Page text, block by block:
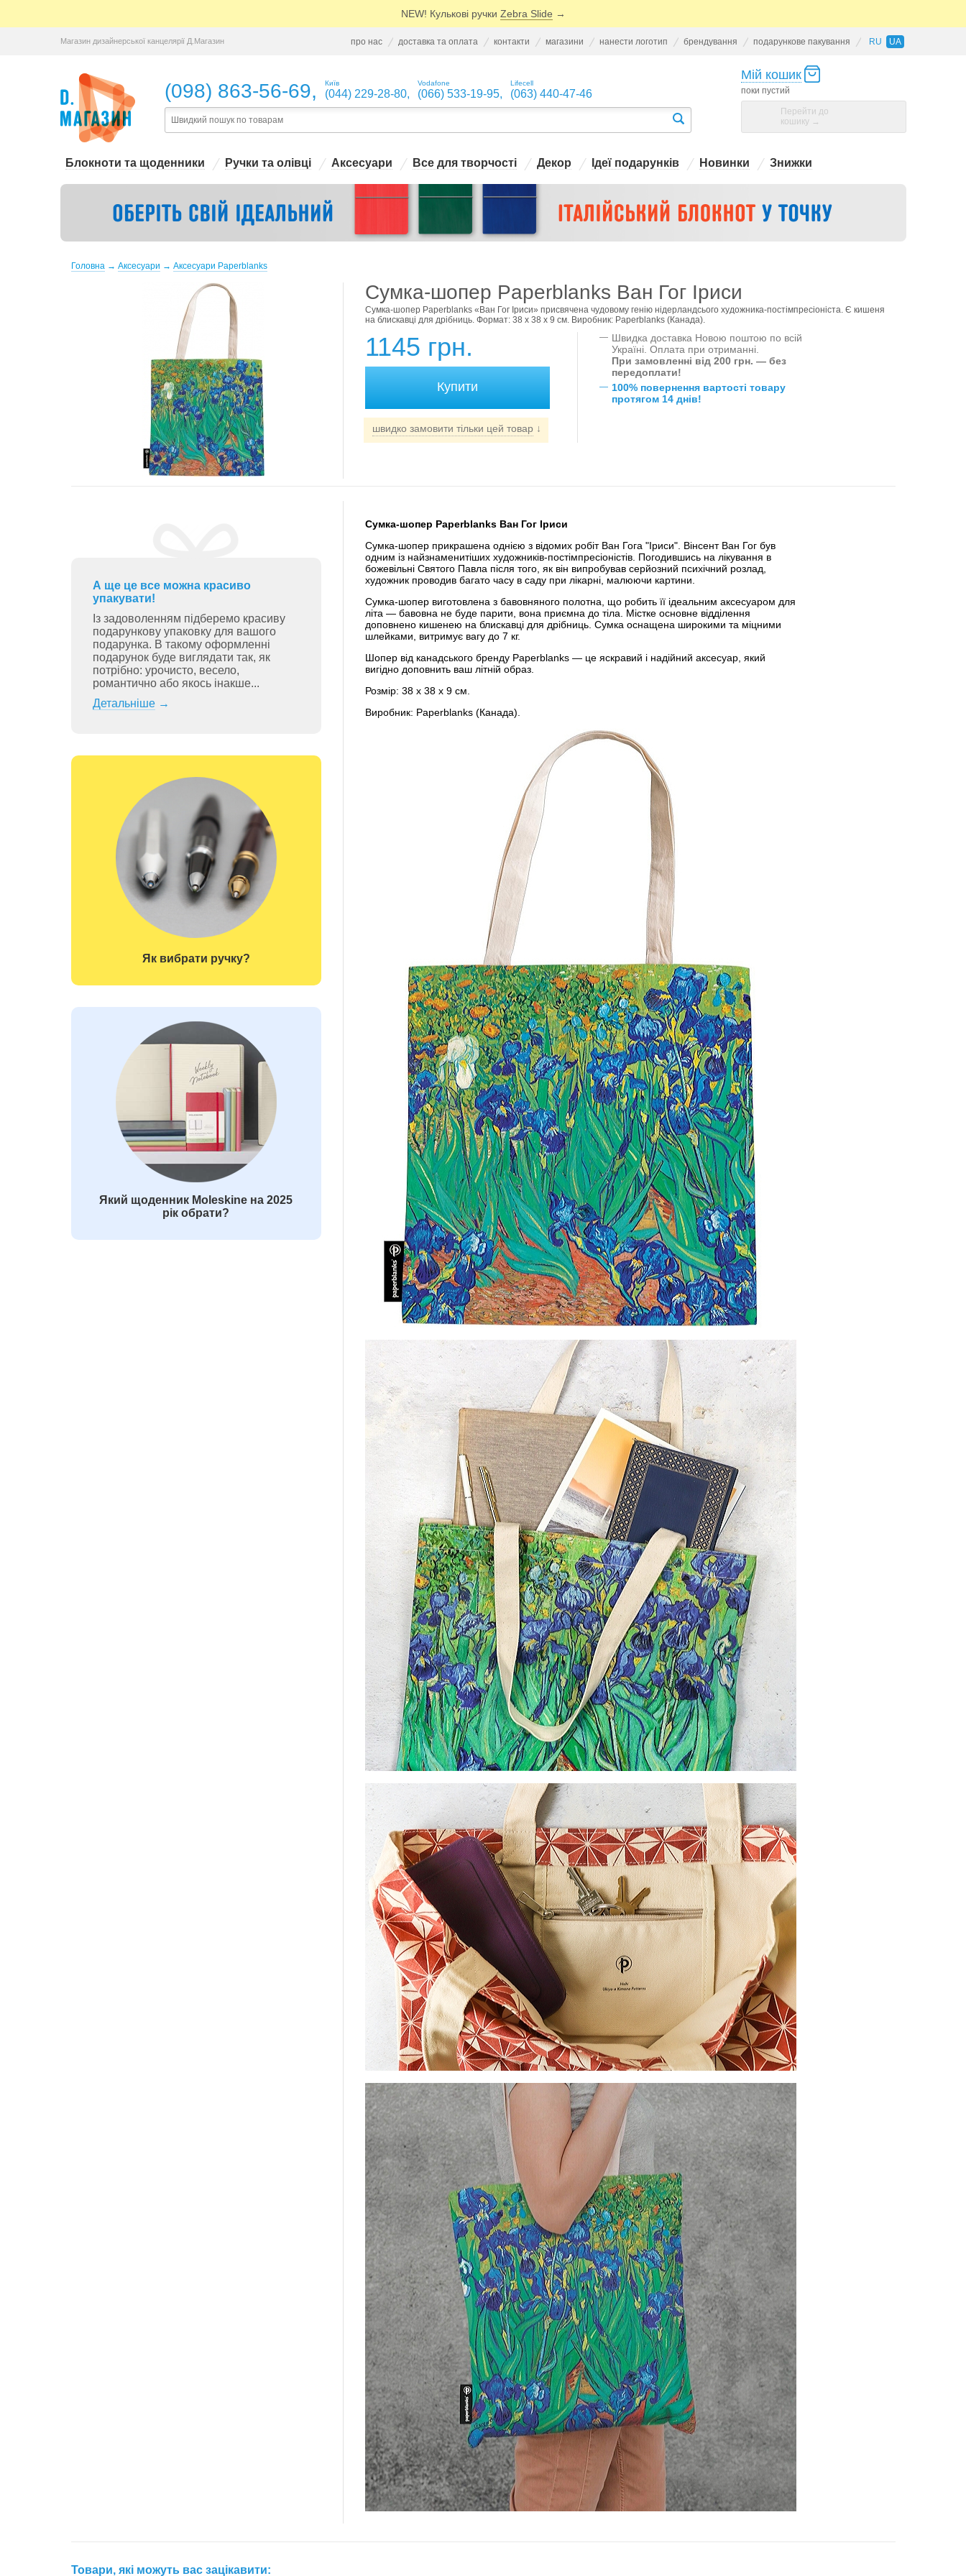
NEW! Кулькові ручки Zebra Slide →
Магазин дизайнерської канцелярії Д.Магазин про нас доставка та оплата контакти магазини нанести логотип брендування подарункове пакування RU UA
(098) 863-56-69, Київ
(044) 229-28-80,
Vodafone
(066) 533-19-95,
Lifecell
(063) 440-47-46
Мій кошик
поки пустий
Перейти до
кошику →
Блокноти та щоденники Ручки та олівці Аксесуари Все для творчості Декор Ідеї подарунків Новинки Знижки
Головна → Аксесуари → Аксесуари Paperblanks
Сумка-шопер Paperblanks Ван Гог Іриси
Сумка-шопер Paperblanks «Ван Гог Іриси» присвячена чудовому генію нідерландсього художника-постімпресіоніста. Є кишеня
на блискавці для дрібниць. Формат: 38 х 38 х 9 см. Виробник: Paperblanks (Канада).
1145 грн.
швидко замовити тільки цей товар↓
— Швидка доставка Новою поштою по всій
Україні. Оплата при отриманні.
При замовленні від 200 грн. — без
передоплати!
— 100% повернення вартості товару
протягом 14 днів!
А ще це все можна красиво
упакувати!
Із задоволенням підберемо красиву
подарункову упаковку для вашого
подарунка. В такому оформленні
подарунок буде виглядати так, як
потрібно: урочисто, весело,
романтично або якось інакше...
Детальніше→
Як вибрати ручку?
Який щоденник Moleskine на 2025
рік обрати?
Сумка-шопер Paperblanks Ван Гог Іриси
Сумка-шопер прикрашена однією з відомих робіт Ван Гога "Іриси". Вінсент Ван Гог був
одним із найзнаменитіших художників-постімпресіоністів. Погодившись на лікування в
божевільні Святого Павла після того, як він випробував серйозний психічний розлад,
художник проводив багато часу в саду при лікарні, малюючи картини.
Сумка-шопер виготовлена ​​з бавовняного полотна, що робить її ідеальним аксесуаром для
літа — бавовна не буде парити, вона приємна до тіла. Містке основне відділення
доповнено кишенею на блискавці для дрібниць. Сумка оснащена широкими та міцними
шлейками, витримує вагу до 7 кг.
Шопер від канадського бренду Paperblanks — це яскравий і надійний аксесуар, який
вигідно доповнить ваш літній образ.
Розмір: 38 х 38 х 9 см.
Виробник: Paperblanks (Канада).
Товари, які можуть вас зацікавити: